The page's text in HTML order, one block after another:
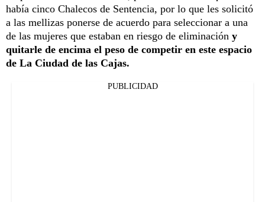
había cinco Chalecos de Sentencia, por lo que les solicitó
a las mellizas ponerse de acuerdo para seleccionar a una
de las mujeres que estaban en riesgo de eliminación y
quitarle de encima el peso de competir en este espacio
de La Ciudad de las Cajas.
PUBLICIDAD